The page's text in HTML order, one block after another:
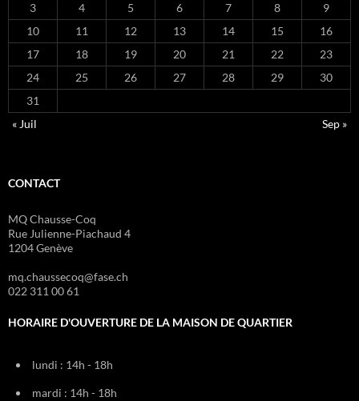
3
4 5 6 7 8
9
10
11 12 13 14 15
16
17
18 19 20 21 22
23
24
25 26 27 28 29
30
31
« Juil
Sep »
CONTACT
MQ Chausse-Coq
Rue Julienne-Piachaud 4
1204 Genève
mq.chaussecoq@fase.ch
022 311 00 61
HORAIRE D'OUVERTURE DE LA MAISON DE QUARTIER
lundi : 14h - 18h
mardi : 14h - 18h